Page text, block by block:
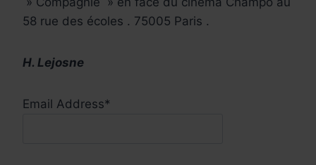
58 rue des écoles . 75005 Paris .
H. Lejosne
Email Address*